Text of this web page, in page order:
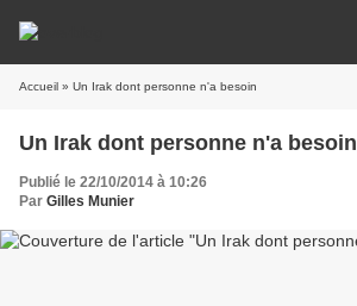
Accueil » Un Irak dont personne n'a besoin
Un Irak dont personne n'a besoin
Publié le 22/10/2014 à 10:26
Par Gilles Munier